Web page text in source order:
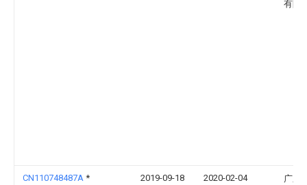
有限
CN110748487A * 2019-09-18 2020-02-04
广东